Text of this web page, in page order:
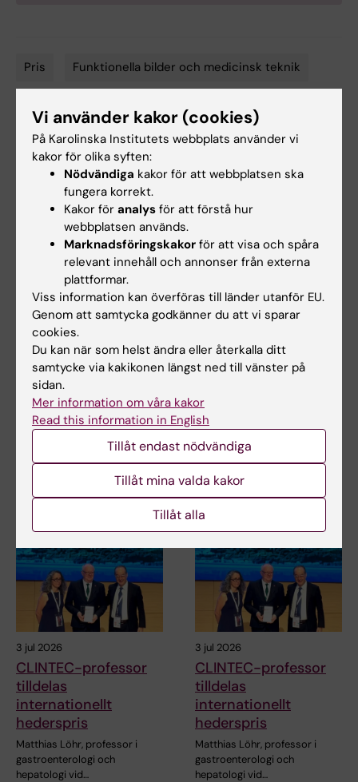
Pris Funktionella bilder och medicinsk teknik
Uppdaterad av:
Lilian Pagrot
2026-06-08
Mer om det här ämnet
IVA:s lista för forskningsgenomslag 2026
Projektbeskrivning: Ny bildteknik för
blodtrycksmätning i hela kroppen
David Marlevi får ERC:s startanslag
Relaterade artiklar
3 jul 2026
CLINTEC-professor
tilldelas
internationellt
hederspris
Matthias Löhr, professor i
gastroenterologi och
hepatologi vid…
3 jul 2026
CLINTEC-professor
tilldelas
internationellt
hederspris
Matthias Löhr, professor i
gastroenterologi och
hepatologi vid…
Vi använder kakor (cookies)
På Karolinska Institutets webbplats använder vi
kakor för olika syften:
Nödvändiga kakor för att webbplatsen ska
fungera korrekt.
Kakor för analys för att förstå hur
webbplatsen används.
Marknadsföringskakor för att visa och spåra
relevant innehåll och annonser från externa
plattformar.
Viss information kan överföras till länder utanför EU.
Genom att samtycka godkänner du att vi sparar
cookies.
Du kan när som helst ändra eller återkalla ditt
samtycke via kakikonen längst ned till vänster på
sidan.
Mer information om våra kakor
Read this information in English
Tillåt endast nödvändiga
Tillåt mina valda kakor
Tillåt alla